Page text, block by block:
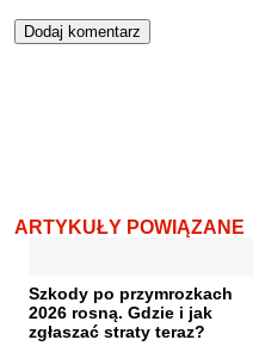
ARTYKUŁY POWIĄZANE
Szkody po przymrozkach
2026 rosną. Gdzie i jak
zgłaszać straty teraz?